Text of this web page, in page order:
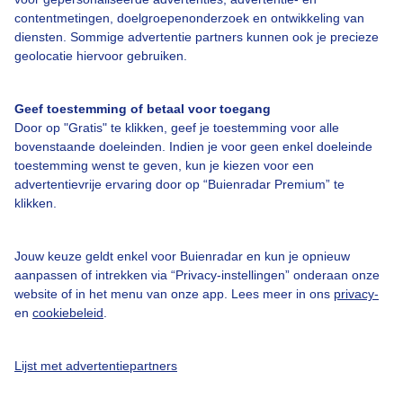
contentmetingen, doelgroepenonderzoek en ontwikkeling van
diensten. Sommige advertentie partners kunnen ook je precieze
geolocatie hiervoor gebruiken.
Geef toestemming of betaal voor toegang
Door op "Gratis" te klikken, geef je toestemming voor alle
bovenstaande doeleinden. Indien je voor geen enkel doeleinde
toestemming wenst te geven, kun je kiezen voor een
advertentievrije ervaring door op “Buienradar Premium” te
klikken.
Jouw keuze geldt enkel voor Buienradar en kun je opnieuw
aanpassen of intrekken via “Privacy-instellingen” onderaan onze
website of in het menu van onze app. Lees meer in ons privacy-
en cookiebeleid
Lijst met advertentiepartners
Over Buienradar
Contact
Toegankelijkheid
Gebruikersvoorwaarden
Buienradar Team
Privacy beleid
Cookie beleid
Gratis weerdata